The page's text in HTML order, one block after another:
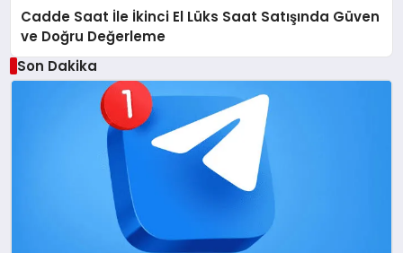
Cadde Saat İle İkinci El Lüks Saat Satışında Güven
ve Doğru Değerleme
Son Dakika